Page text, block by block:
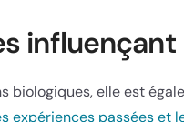
influençant
biologiques, elle est
expériences passées et